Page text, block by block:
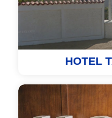
HOTEL